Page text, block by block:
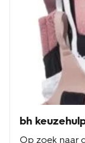
bh
Op zoek naar